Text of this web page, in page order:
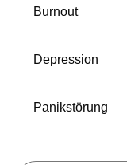
Burnout
Depression
Panikstörung